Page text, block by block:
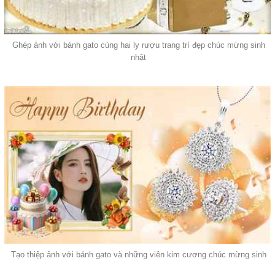
Ghép ảnh với bánh gato cùng hai ly rượu trang trí đẹp chúc mừng sinh
nhật
Tạo thiệp ảnh với bánh gato và những viên kim cương chúc mừng sinh